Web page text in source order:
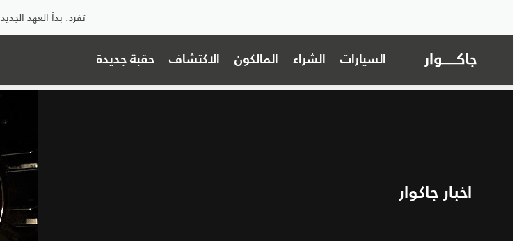
تفرد. بدأ العهد الجديد
السيارات الشراء المالكون الاكتشاف حقبة جديدة
اخبار جاكوار